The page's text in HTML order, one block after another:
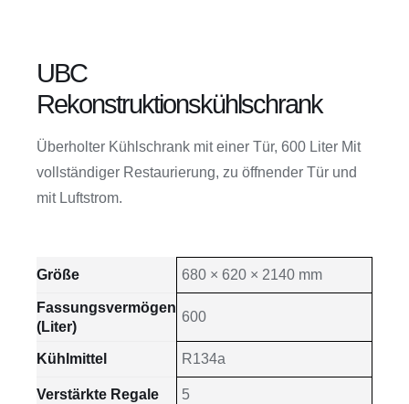
UBC
Rekonstruktionskühlschrank
Überholter Kühlschrank mit einer Tür, 600 Liter Mit
vollständiger Restaurierung, zu öffnender Tür und
mit Luftstrom.
Größe 680 × 620 × 2140 mm
Fassungsvermögen
(Liter)
600
Kühlmittel R134a
Verstärkte Regale 5